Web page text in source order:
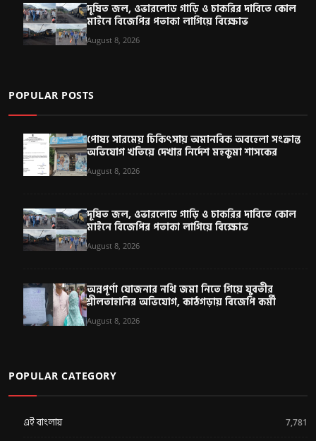
দূষিত জল, ওভারলোড গাড়ি ও চাকরির দাবিতে কোল
মাইনে বিজেপির পতাকা লাগিয়ে বিক্ষোভ
August 8, 2026
POPULAR POSTS
পোষ্য সারমেয় চিকিৎসায় অমানবিক অবহেলা সংক্রান্ত
অভিযোগ খতিয়ে দেখার নির্দেশ মহকুমা শাসকের
August 8, 2026
দূষিত জল, ওভারলোড গাড়ি ও চাকরির দাবিতে কোল
মাইনে বিজেপির পতাকা লাগিয়ে বিক্ষোভ
August 8, 2026
অন্নপূর্ণা যোজনার নথি জমা নিতে গিয়ে যুবতীর
শ্লীলতাহানির অভিযোগ, কাঠগড়ায় বিজেপি কর্মী
August 8, 2026
POPULAR CATEGORY
এই বাংলায় 7,781